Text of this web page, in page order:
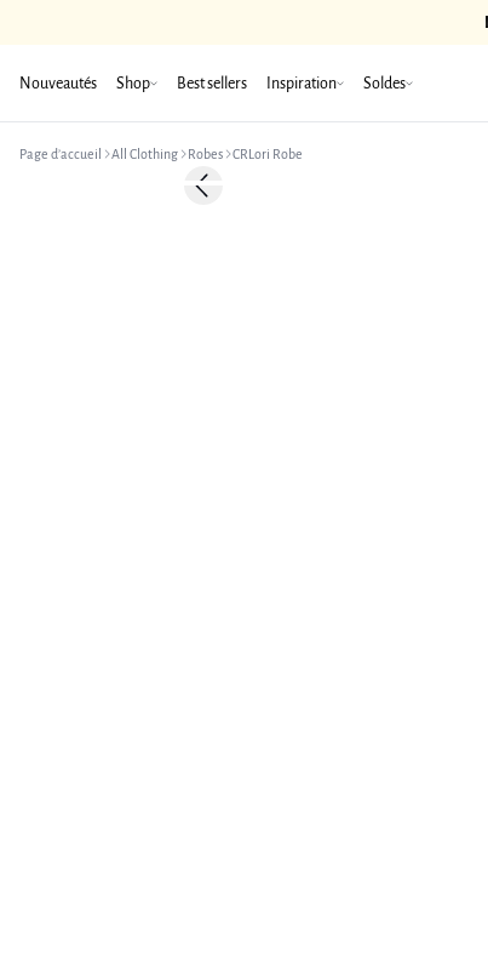
Nouveautés Shop Best sellers Inspiration Soldes
Page d’accueil All Clothing Robes CRLori Robe
-50%Previous slide